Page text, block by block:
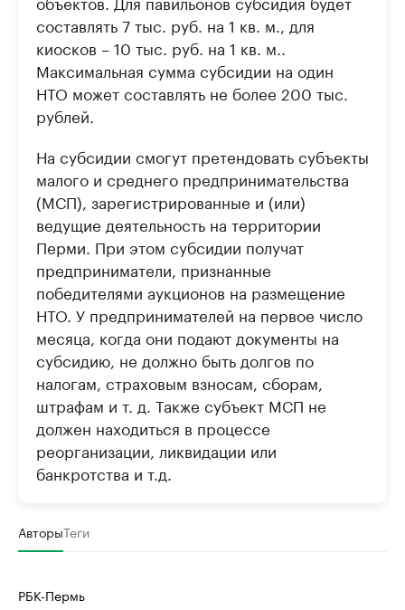
составлять 7 тыс. руб. на 1 кв. м., для
киосков – 10 тыс. руб. на 1 кв. м..
Максимальная сумма субсидии на один
НТО может составлять не более 200 тыс.
рублей.
На субсидии смогут претендовать субъекты
малого и среднего предпринимательства
(МСП), зарегистрированные и (или)
ведущие деятельность на территории
Перми. При этом субсидии получат
предприниматели, признанные
победителями аукционов на размещение
НТО. У предпринимателей на первое число
месяца, когда они подают документы на
субсидию, не должно быть долгов по
налогам, страховым взносам, сборам,
штрафам и т. д. Также субъект МСП не
должен находиться в процессе
реорганизации, ликвидации или
банкротства и т.д.
АвторыТеги
РБК-Пермь